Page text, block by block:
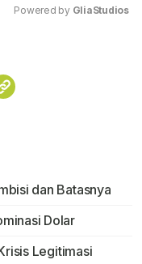
Powered by GliaStudios
dan Batasnya
Dolar
Legitimasi